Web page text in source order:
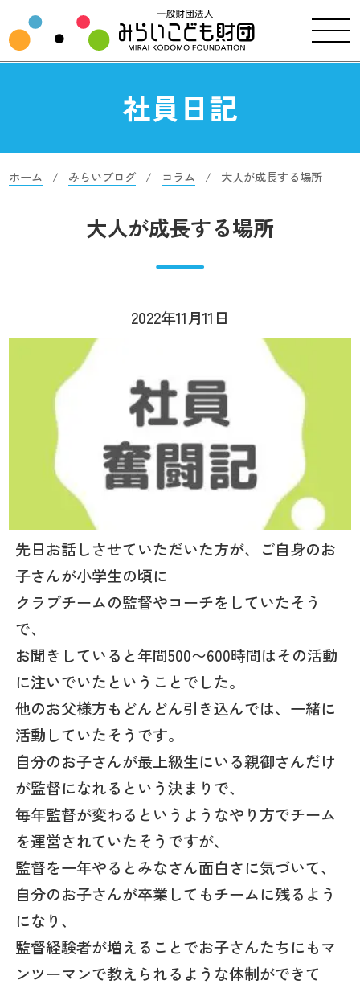
社員日記
ホーム みらいブログ コラム 大人が成長する場所
大人が成長する場所
2022年11月11日
先日お話しさせていただいた方が、ご自身のお
子さんが小学生の頃に
クラブチームの監督やコーチをしていたそう
で、
お聞きしていると年間500〜600時間はその活動
に注いでいたということでした。
他のお父様方もどんどん引き込んでは、一緒に
活動していたそうです。
自分のお子さんが最上級生にいる親御さんだけ
が監督になれるという決まりで、
毎年監督が変わるというようなやり方でチーム
を運営されていたそうですが、
監督を一年やるとみなさん面白さに気づいて、
自分のお子さんが卒業してもチームに残るよう
になり、
監督経験者が増えることでお子さんたちにもマ
ンツーマンで教えられるような体制ができて